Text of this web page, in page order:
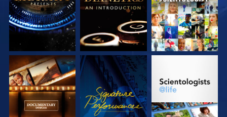
DÉCOUVRIR LES
SÉRIES
REGARDER
DÉCOUVRIR LES